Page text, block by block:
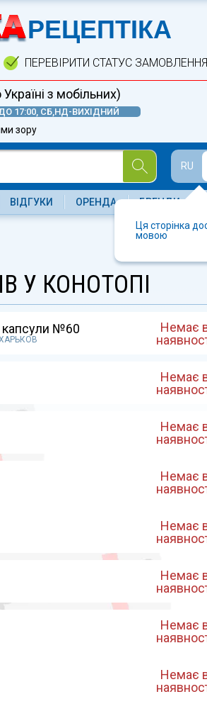
АПТЕКА
РЕЦЕПТІКА
ПЕРЕВІРИТИ СТАТУС ЗАМОВЛЕННЯ
з мобільних)
17:00, СБ,НД-ВИХІДНИЙ
зору
RU
Ця сторінка
мовою
ВІДГУКИ ОРЕНДА БРЕНДИ
У КОНОТОПІ
капсули №60
Немає
Немає
Немає
Немає
Немає
Немає
Немає
Немає